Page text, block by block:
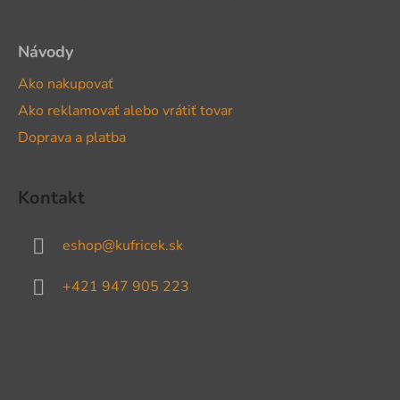
Návody
Ako nakupovať
Ako reklamovať alebo vrátiť tovar
Doprava a platba
Kontakt
eshop@kufricek.sk
+421 947 905 223